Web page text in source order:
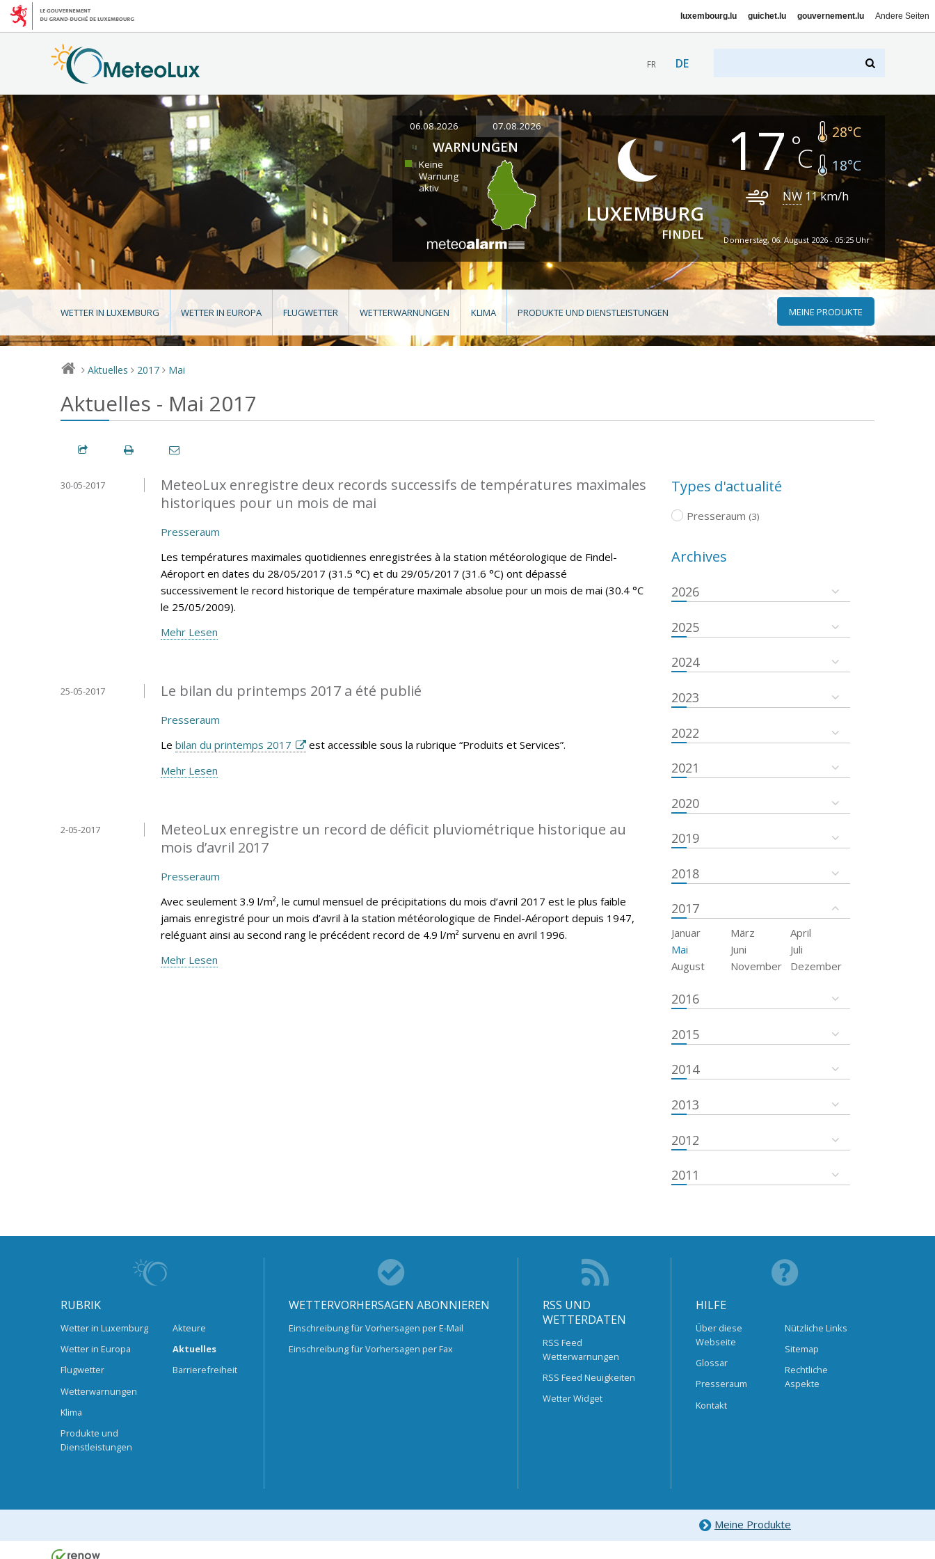
luxembourg.lu guichet.lu gouvernement.lu Andere Seiten
FR DE
06.08.2026 07.08.2026
WARNUNGEN
Keine
Warnung
aktiv
LUXEMBURG
FINDEL
17 28°C
18°C
NW 11km/h
Donnerstag, 06. August 2026 - 05:25 Uhr
WETTER IN LUXEMBURG WETTER IN EUROPA FLUGWETTER WETTERWARNUNGEN KLIMA PRODUKTE UND DIENSTLEISTUNGEN MEINE PRODUKTE
> Aktuelles > 2017 > Mai
Aktuelles - Mai 2017
MeteoLux enregistre deux records successifs de températures maximales
historiques pour un mois de mai
30-05-2017
Presseraum
Les températures maximales quotidiennes enregistrées à la station météorologique de Findel-
Aéroport en dates du 28/05/2017 (31.5 °C) et du 29/05/2017 (31.6 °C) ont dépassé
successivement le record historique de température maximale absolue pour un mois de mai (30.4 °C
le 25/05/2009).
Mehr Lesen
Le bilan du printemps 2017 a été publié
25-05-2017
Presseraum
Le bilan du printemps 2017
est accessible sous la rubrique “Produits et Services”.
Mehr Lesen
MeteoLux enregistre un record de déficit pluviométrique historique au
mois d’avril 2017
2-05-2017
Presseraum
Avec seulement 3.9 l/m², le cumul mensuel de précipitations du mois d’avril 2017 est le plus faible
jamais enregistré pour un mois d’avril à la station météorologique de Findel-Aéroport depuis 1947,
reléguant ainsi au second rang le précédent record de 4.9 l/m² survenu en avril 1996.
Mehr Lesen
Types d'actualité
Presseraum (3)
Archives
2026
2025
2024
2023
2022
2021
2020
2019
2018
2017
Januar März
April
Mai
Juni
Juli
August
November Dezember
2016
2015
2014
2013
2012
2011
RUBRIK
Wetter in Luxemburg
Wetter in Europa
Flugwetter
Wetterwarnungen
Klima
Produkte und
Dienstleistungen
Akteure
Aktuelles
Barrierefreiheit
WETTERVORHERSAGEN ABONNIEREN
Einschreibung für Vorhersagen per E-Mail
Einschreibung für Vorhersagen per Fax
RSS UND
WETTERDATEN
RSS Feed
Wetterwarnungen
RSS Feed Neuigkeiten
Wetter Widget
HILFE
Über diese
Webseite
Glossar
Presseraum
Kontakt
Nützliche Links
Sitemap
Rechtliche
Aspekte
Meine Produkte